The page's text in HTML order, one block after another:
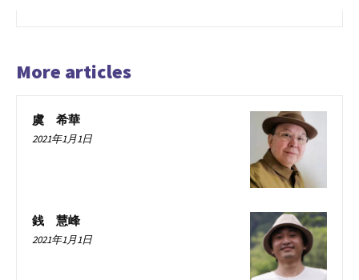
More articles
虞 希華
2021年1月1日
銭 慧峰
2021年1月1日